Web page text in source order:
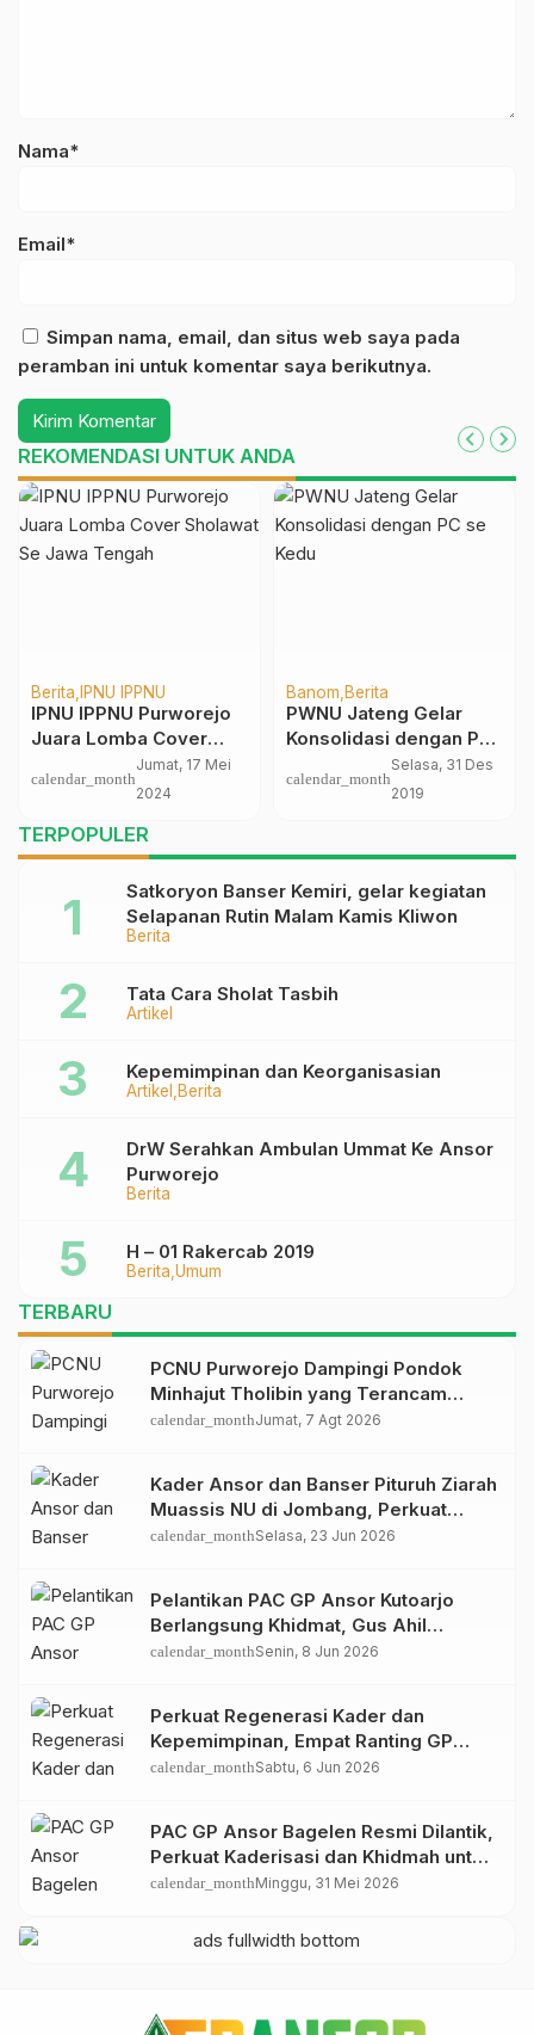
Nama*
Email*
Simpan nama, email, dan situs web saya pada
peramban ini untuk komentar saya berikutnya.
REKOMENDASI UNTUK ANDA
Berita IPNU IPPNU
IPNU IPPNU Purworejo
Juara Lomba Cover
Sholawat Se Jawa
Tengah
calendar_month
Jumat, 17 Mei
2024
Banom Berita
PWNU Jateng Gelar
Konsolidasi dengan PC
calendar_month
Selasa, 31 Des
2019
TERPOPULER
Berita
Satkoryon Banser Kemiri, gelar kegiatan
Selapanan Rutin Malam Kamis Kliwon
Artikel
Tata Cara Sholat Tasbih
Artikel Berita
Kepemimpinan dan Keorganisasian
Berita
DrW Serahkan Ambulan Ummat Ke Ansor
Purworejo
Berita Umum
H – 01 Rakercab 2019
TERBARU
PCNU Purworejo Dampingi Pondok
Minhajut Tholibin yang Terancam
Dieksekusi Pengadilan
calendar_monthJumat, 7 Agt 2026
Kader Ansor dan Banser Pituruh Ziarah
Muassis NU di Jombang, Perkuat
Spirit Khidmah dan Ke-NU-an
calendar_monthSelasa, 23 Jun 2026
Pelantikan PAC GP Ansor Kutoarjo
Berlangsung Khidmat, Gus Ahil
Ingatkan Ansor Harus Bermanfaat bagi
calendar_monthSenin, 8 Jun 2026
Perkuat Regenerasi Kader dan
Kepemimpinan, Empat Ranting GP
Ansor di Bagelen Gelar Reorganisasi
calendar_monthSabtu, 6 Jun 2026
PAC GP Ansor Bagelen Resmi Dilantik,
Perkuat Kaderisasi dan Khidmah untuk
Masyarakat
calendar_monthMinggu, 31 Mei 2026